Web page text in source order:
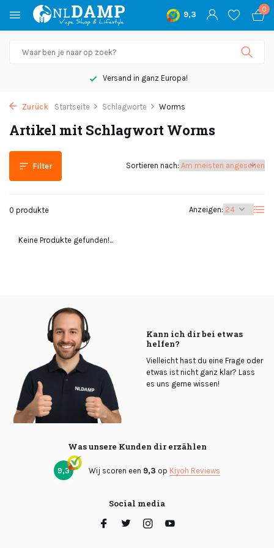
9,3
0
Versand in ganz Europa!
Zurück Startseite Schlagworte Worms
Artikel mit Schlagwort Worms
Filter
0 produkte Anzeigen:
Sortieren nach:
Keine Produkte gefunden!...
Kann ich dir bei etwas
helfen?
Vielleicht hast du eine Frage oder
etwas ist nicht ganz klar? Lass
es uns gerne wissen!
Was unsere Kunden dir erzählen
9,3 Wij scoren een 9,3 op Kiyoh Reviews
Social media